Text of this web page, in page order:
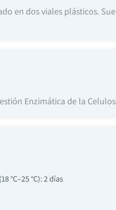
en dos viales plásticos.
Enzimática de la
°C–25 °C): 2 días